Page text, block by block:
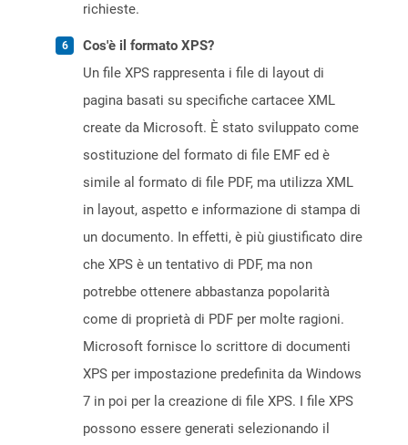
richieste.
Cos'è il formato XPS?
Un file XPS rappresenta i file di layout di
pagina basati su specifiche cartacee XML
create da Microsoft. È stato sviluppato come
sostituzione del formato di file EMF ed è
simile al formato di file PDF, ma utilizza XML
in layout, aspetto e informazione di stampa di
un documento. In effetti, è più giustificato dire
che XPS è un tentativo di PDF, ma non
potrebbe ottenere abbastanza popolarità
come di proprietà di PDF per molte ragioni.
Microsoft fornisce lo scrittore di documenti
XPS per impostazione predefinita da Windows
7 in poi per la creazione di file XPS. I file XPS
possono essere generati selezionando il